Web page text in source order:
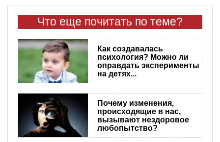
Что еще почитать по теме?
Как создавалась
психология? Можно ли
оправдать эксперименты
на детях...
Почему изменения,
происходящие в нас,
вызывают нездоровое
любопытство?